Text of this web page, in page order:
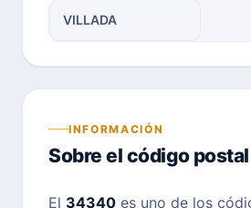
VILLADA
INFORMACIÓN
Sobre el código
El 34340 es uno de los